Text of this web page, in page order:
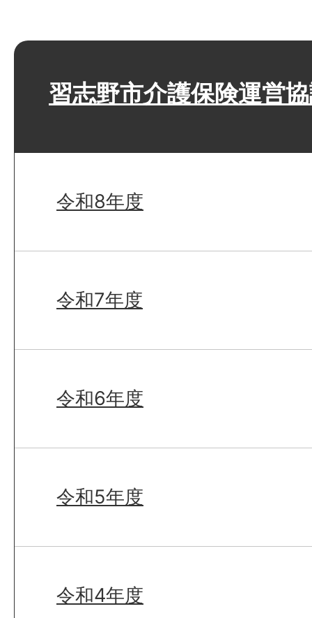
習志野市介護保険運営
令和8年度
令和7年度
令和6年度
令和5年度
令和4年度